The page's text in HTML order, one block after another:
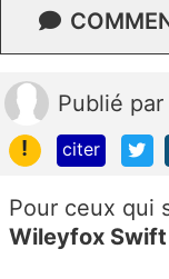
Publié par
!
citer
Pour ceux qui
Wileyfox Swift